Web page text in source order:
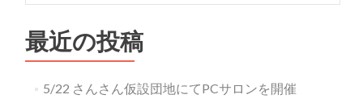
最近の投稿
5/22 さんさん仮設団地にてPCサロンを開催